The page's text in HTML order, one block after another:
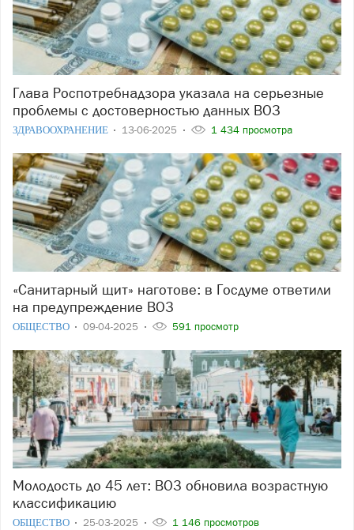
Глава Роспотребнадзора указала на серьезные
проблемы с достоверностью данных ВОЗ
ЗДРАВООХРАНЕНИЕ 13-06-2025 1 434 просмотра
«Санитарный щит» наготове: в Госдуме ответили
на предупреждение ВОЗ
ОБЩЕСТВО 09-04-2025 591 просмотр
Молодость до 45 лет: ВОЗ обновила возрастную
классификацию
ОБЩЕСТВО 25-03-2025 1 146 просмотров